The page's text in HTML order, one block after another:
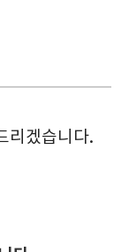
리겠습니다.